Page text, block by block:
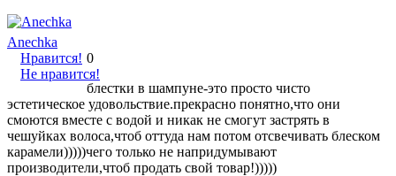
Anechka
Нравится!
Не нравится!
0
блестки в шампуне-это просто чисто
эстетическое удовольствие.прекрасно понятно,что они
смоются вместе с водой и никак не смогут застрять в
чешуйках волоса,чтоб оттуда нам потом отсвечивать блеском
карамели)))))чего только не напридумывают
производители,чтоб продать свой товар!)))))